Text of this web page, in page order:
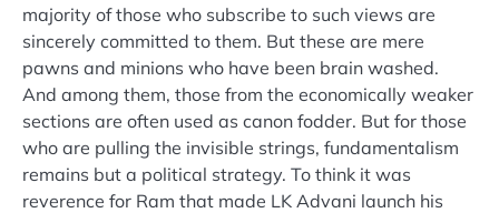
majority of those who subscribe to such views are
sincerely committed to them. But these are mere
pawns and minions who have been brain washed.
And among them, those from the economically weaker
sections are often used as canon fodder. But for those
who are pulling the invisible strings, fundamentalism
remains but a political strategy. To think it was
reverence for Ram that made LK Advani launch his